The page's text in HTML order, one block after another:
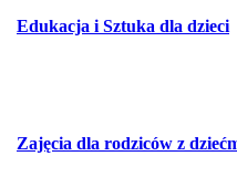
Edukacja i Sztuka dla dzieci
Zajęcia dla rodziców z